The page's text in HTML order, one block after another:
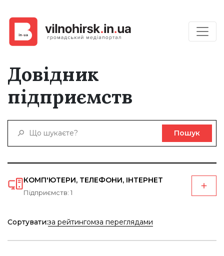
Довідник
підприємств
Пошук
КОМП'ЮТЕРИ, ТЕЛЕФОНИ, ІНТЕРНЕТ
Підприємств: 1
Сортувати:за рейтингомза переглядами